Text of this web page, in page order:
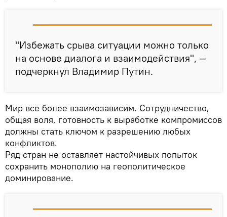
"Избежать срыва ситуации можно только
на основе диалога и взаимодействия", —
подчеркнул Владимир Путин.
Мир все более взаимозависим. Сотрудничество,
общая воля, готовность к выработке компромиссов
должны стать ключом к разрешению любых
конфликтов.
Ряд стран не оставляет настойчивых попыток
сохранить монополию на геополитическое
доминирование.